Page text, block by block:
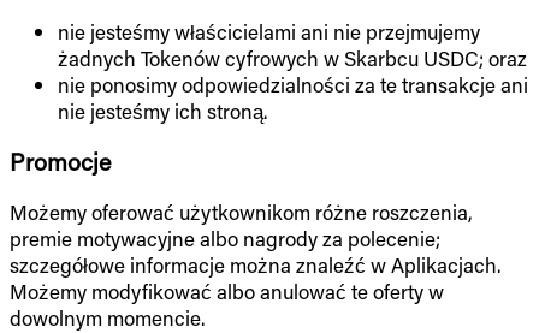
nie jesteśmy właścicielami ani nie przejmujemy
żadnych Tokenów cyfrowych w Skarbcu USDC; oraz
nie ponosimy odpowiedzialności za te transakcje ani
nie jesteśmy ich stroną.
Promocje
Możemy oferować użytkownikom różne roszczenia,
premie motywacyjne albo nagrody za polecenie;
szczegółowe informacje można znaleźć w Aplikacjach.
Możemy modyfikować albo anulować te oferty w
dowolnym momencie.